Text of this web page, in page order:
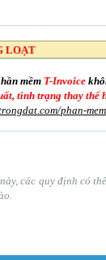
LOẠT
mềm T-Invoice
tình trạng thay
phan-
các quy định có